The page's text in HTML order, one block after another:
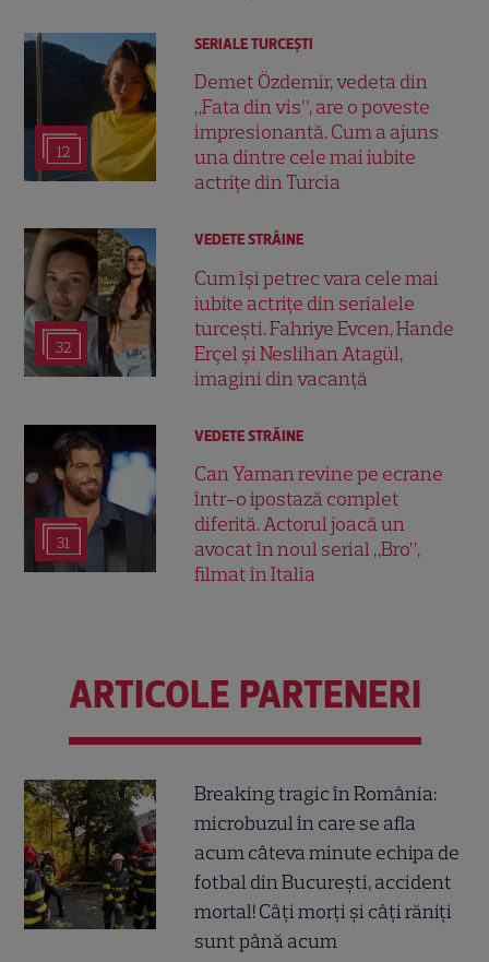
12
SERIALE TURCEŞTI
Demet Özdemir, vedeta din
„Fata din vis”, are o poveste
impresionantă. Cum a ajuns
una dintre cele mai iubite
actrițe din Turcia
32
VEDETE STRĂINE
Cum își petrec vara cele mai
iubite actrițe din serialele
turcești. Fahriye Evcen, Hande
Erçel și Neslihan Atagül,
imagini din vacanță
31
VEDETE STRĂINE
Can Yaman revine pe ecrane
într-o ipostază complet
diferită. Actorul joacă un
avocat în noul serial „Bro”,
filmat în Italia
ARTICOLE PARTENERI
Breaking tragic în România:
microbuzul în care se afla
acum câteva minute echipa de
fotbal din București, accident
mortal! Câți morți și câți răniți
sunt până acum